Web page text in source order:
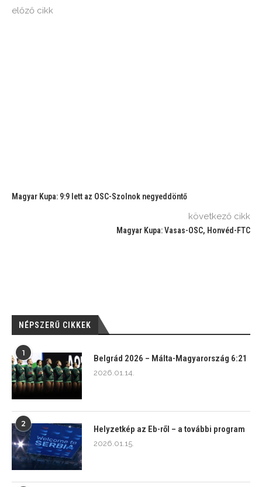
előző cikk
Magyar Kupa: 9:9 lett az OSC-Szolnok negyeddöntő
következő cikk
Magyar Kupa: Vasas-OSC, Honvéd-FTC
NÉPSZERŰ CIKKEK
1
Belgrád 2026 – Málta-Magyarország 6:21
2026.01.14.
2
Helyzetkép az Eb-ről – a további program
2026.01.15.